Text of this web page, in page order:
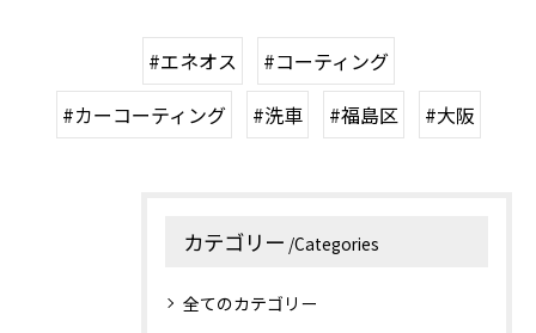
#エネオス
#コーティング
#カーコーティング
#洗車 #福島区 #大阪
カテゴリー Categories
全てのカテゴリー